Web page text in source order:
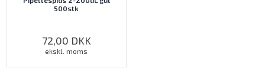
500stk
72,00 DKK
ekskl. moms